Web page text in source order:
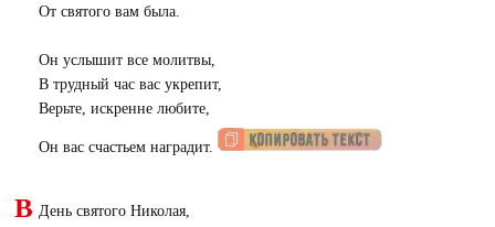
От святого вам была.
Он услышит все молитвы,
В трудный час вас укрепит,
Верьте, искренне любите,
Он вас счастьем наградит.
В День святого Николая,